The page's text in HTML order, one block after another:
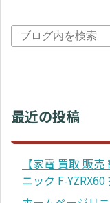
最近の投稿
【家電 買取 販
ニック F-